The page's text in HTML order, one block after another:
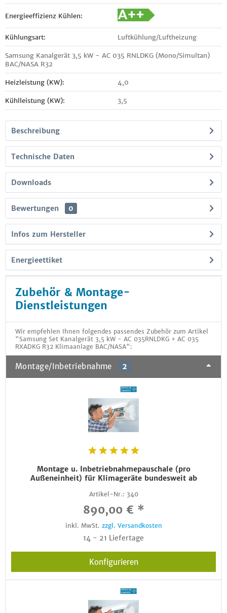
Energieeffizienz Kühlen:
Kühlungsart: Luftkühlung/Luftheizung
Samsung Kanalgerät 3,5 kW - AC 035 RNLDKG (Mono/Simultan)
BAC/NASA R32
Heizleistung (KW): 4,0
Kühlleistung (KW): 3,5
Beschreibung
Technische Daten
Downloads
Bewertungen 0
Infos zum Hersteller
Energieettiket
Zubehör & Montage-
Dienstleistungen
Wir empfehlen Ihnen folgendes passendes Zubehör zum Artikel
"Samsung Set Kanalgerät 3,5 kW - AC 035RNLDKG + AC 035
RXADKG R32 Klimaanlage BAC/NASA":
Montage/Inbetriebnahme 2
Montage u. Inbetriebnahmepauschale (pro
Außeneinheit) für Klimageräte bundesweit ab
Artikel-Nr.: 340
890,00 € *
inkl. MwSt. zzgl. Versandkosten
14 - 21 Liefertage
Konfigurieren